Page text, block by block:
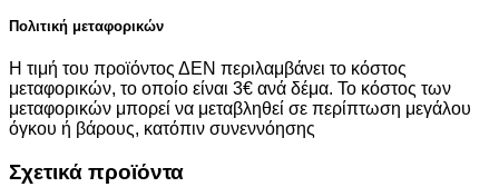
Πολιτική μεταφορικών
Η τιμή του προϊόντος ΔΕΝ περιλαμβάνει το κόστος
μεταφορικών, το οποίο είναι 3€ ανά δέμα. Το κόστος των
μεταφορικών μπορεί να μεταβληθεί σε περίπτωση μεγάλου
όγκου ή βάρους, κατόπιν συνεννόησης
Σχετικά προϊόντα